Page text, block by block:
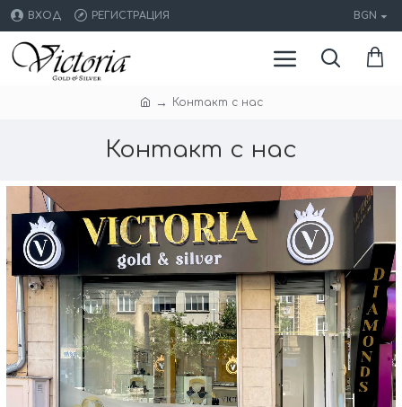
ВХОД РЕГИСТРАЦИЯ BGN
Контакт с нас
Контакт с нас